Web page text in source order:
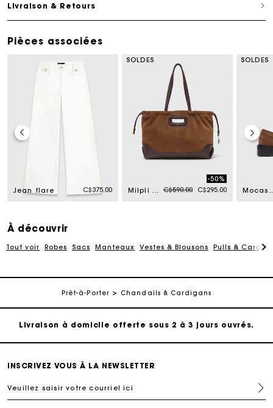
Livraison & Retours
Pièces associées
Jean flare C$375.00
SOLDES
Milpli Cabas en mix cuir & suède Price reduced from
C$590.00to
-50%
C$295.00
SOLDES
À découvrir
Tout voir Robes Sacs Manteaux Vestes & Blousons Pulls &
Prêt-à-Porter Chandails & Cardigans
Suivi de commande
Livraison à domicile offerte sous 2 à 3 jours ouvrés.
Suivi de commande
INSCRIVEZ VOUS À LA NEWSLETTER
Veuillez saisir votre courriel ici